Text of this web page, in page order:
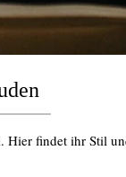
Hier findet ihr Stil